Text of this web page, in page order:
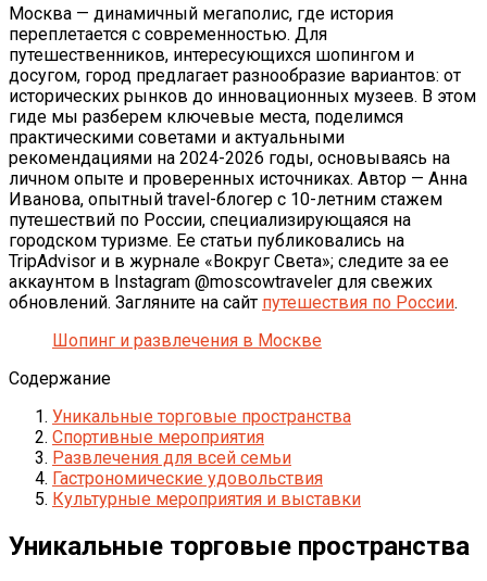
Москва — динамичный мегаполис, где история
переплетается с современностью. Для
путешественников, интересующихся шопингом и
досугом, город предлагает разнообразие вариантов: от
исторических рынков до инновационных музеев. В этом
гиде мы разберем ключевые места, поделимся
практическими советами и актуальными
рекомендациями на 2024-2026 годы, основываясь на
личном опыте и проверенных источниках. Автор — Анна
Иванова, опытный travel-блогер с 10-летним стажем
путешествий по России, специализирующаяся на
городском туризме. Ее статьи публиковались на
TripAdvisor и в журнале «Вокруг Света»; следите за ее
аккаунтом в Instagram @moscowtraveler для свежих
обновлений. Загляните на сайт путешествия по России.
Шопинг и развлечения в Москве
Содержание
Уникальные торговые пространства
Спортивные мероприятия
Развлечения для всей семьи
Гастрономические удовольствия
Культурные мероприятия и выставки
Уникальные торговые пространства